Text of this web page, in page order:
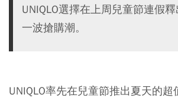
UNIQLO選擇在上周兒童節連假
一波搶購潮。
UNIQLO率先在兒童節推出夏天的